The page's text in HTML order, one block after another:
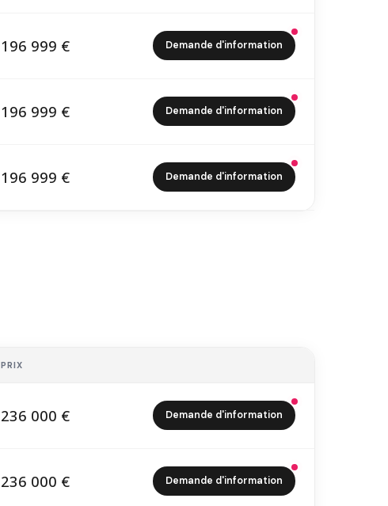
196 999 € Demande d'information
196 999 € Demande d'information
196 999 € Demande d'information
PRIX
236 000 € Demande d'information
236 000 € Demande d'information